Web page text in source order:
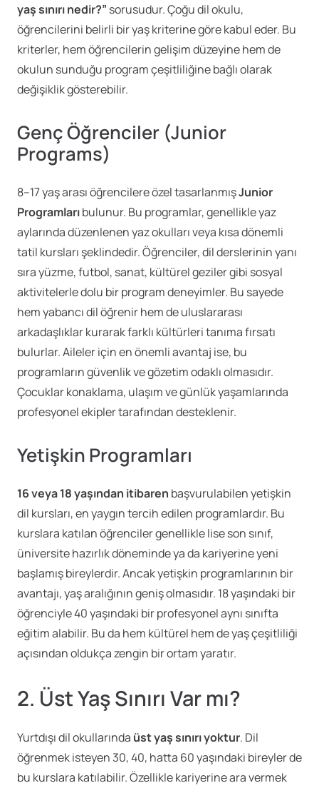
yaş sınırı nedir?” sorusudur. Çoğu dil okulu,
öğrencilerini belirli bir yaş kriterine göre kabul eder. Bu
kriterler, hem öğrencilerin gelişim düzeyine hem de
okulun sunduğu program çeşitliliğine bağlı olarak
değişiklik gösterebilir.
Genç Öğrenciler (Junior
Programs)
8–17 yaş arası öğrencilere özel tasarlanmışJunior
Programlarıbulunur. Bu programlar, genellikle yaz
aylarında düzenlenen yaz okulları veya kısa dönemli
tatil kursları şeklindedir. Öğrenciler, dil derslerinin yanı
sıra yüzme, futbol, sanat, kültürel geziler gibi sosyal
aktivitelerle dolu bir program deneyimler. Bu sayede
hem yabancı dil öğrenir hem de uluslararası
arkadaşlıklar kurarak farklı kültürleri tanıma fırsatı
bulurlar. Aileler için en önemli avantaj ise, bu
programların güvenlik ve gözetim odaklı olmasıdır.
Çocuklar konaklama, ulaşım ve günlük yaşamlarında
profesyonel ekipler tarafından desteklenir.
Yetişkin Programları
16 veya 18 yaşından itibaren başvurulabilen yetişkin
dil kursları, en yaygın tercih edilen programlardır. Bu
kurslara katılan öğrenciler genellikle lise son sınıf,
üniversite hazırlık döneminde ya da kariyerine yeni
başlamış bireylerdir. Ancak yetişkin programlarının bir
avantajı, yaş aralığının geniş olmasıdır. 18 yaşındaki bir
öğrenciyle 40 yaşındaki bir profesyonel aynı sınıfta
eğitim alabilir. Bu da hem kültürel hem de yaş çeşitliliği
açısından oldukça zengin bir ortam yaratır.
2. Üst Yaş Sınırı Var mı?
Yurtdışı dil okullarında üst yaş sınırı yoktur. Dil
öğrenmek isteyen 30, 40, hatta 60 yaşındaki bireyler de
bu kurslara katılabilir. Özellikle kariyerine ara vermek